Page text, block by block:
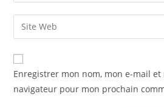
Enregistrer mon nom, mon e-mail
navigateur pour mon prochain